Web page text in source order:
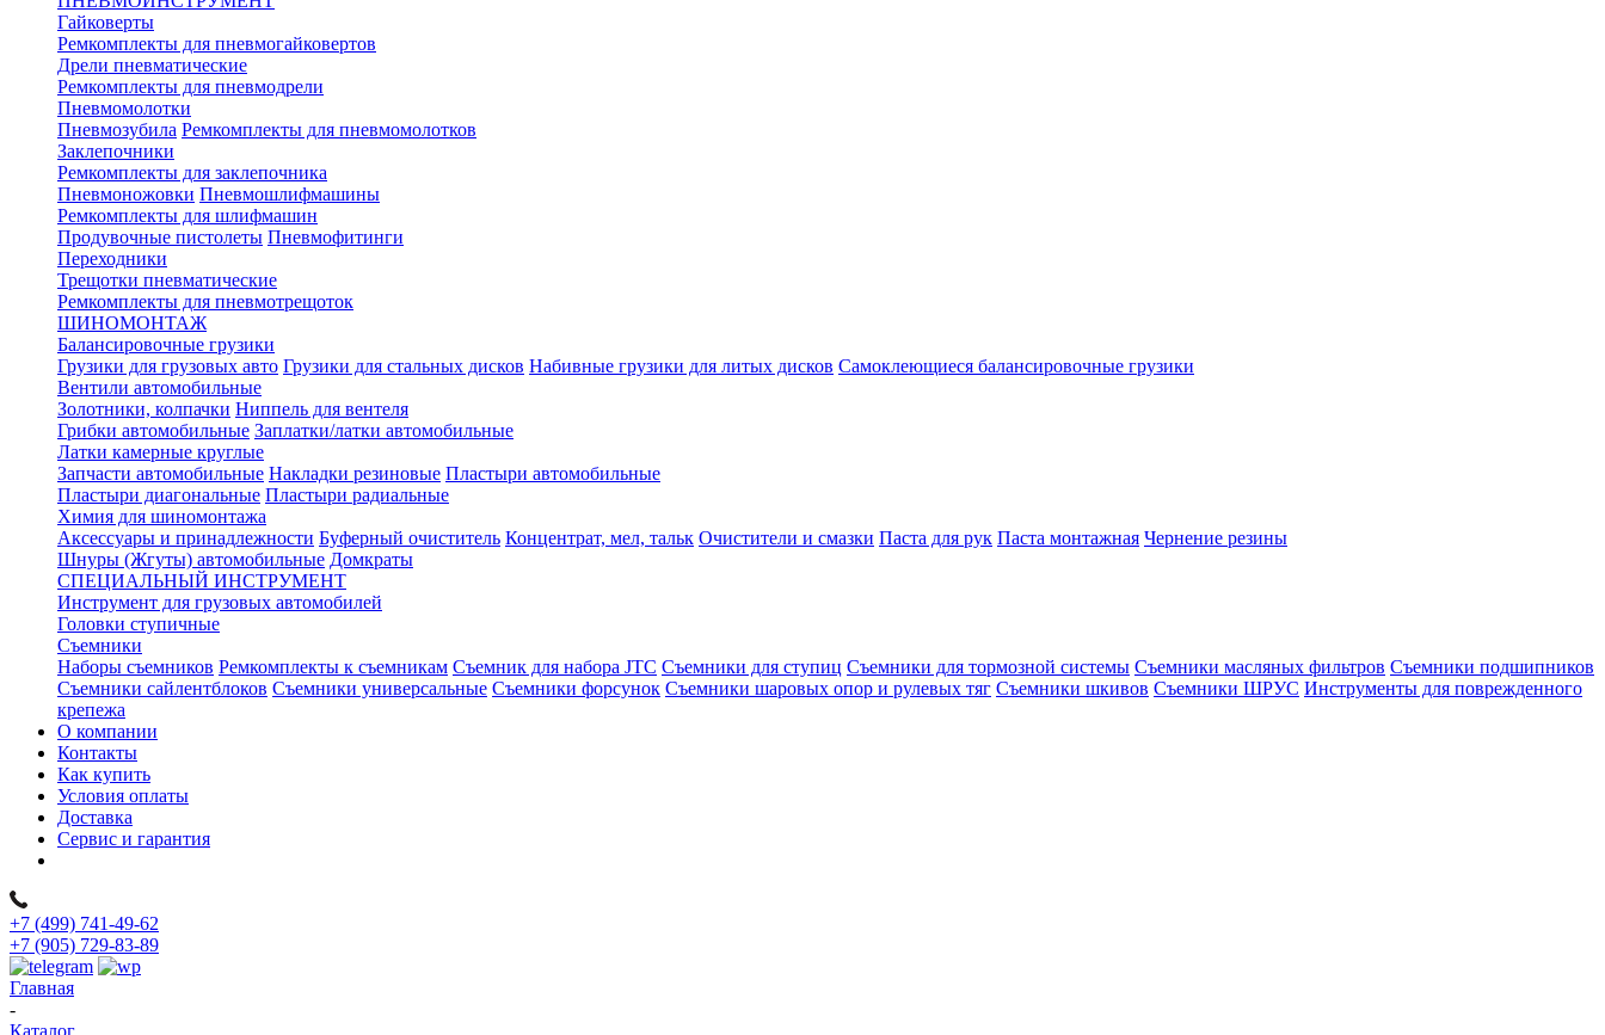
Гайковерты
Ремкомплекты для пневмогайковертов
Дрели пневматические
Ремкомплекты для пневмодрели
Пневмомолотки
Пневмозубила Ремкомплекты для пневмомолотков
Заклепочники
Ремкомплекты для заклепочника
Пневмоножовки Пневмошлифмашины
Ремкомплекты для шлифмашин
Продувочные пистолеты Пневмофитинги
Переходники
Трещотки пневматические
Ремкомплекты для пневмотрещоток
ШИНОМОНТАЖ
Балансировочные грузики
Грузики для грузовых авто Грузики для стальных дисков Набивные грузики для литых дисков Самоклеющиеся балансировочные грузики
Вентили автомобильные
Золотники, колпачки Ниппель для вентеля
Грибки автомобильные Заплатки/латки автомобильные
Латки камерные круглые
Запчасти автомобильные Накладки резиновые Пластыри автомобильные
Пластыри диагональные Пластыри радиальные
Химия для шиномонтажа
Аксессуары и принадлежности Буферный очиститель Концентрат, мел, тальк Очистители и смазки Паста для рук Паста монтажная Чернение резины
Шнуры (Жгуты) автомобильные Домкраты
СПЕЦИАЛЬНЫЙ ИНСТРУМЕНТ
Инструмент для грузовых автомобилей
Головки ступичные
Съемники
Наборы съемников Ремкомплекты к съемникам Съемник для набора JTC Съемники для ступиц Съемники для тормозной системы Съемники масляных фильтров Съемники подшипников
Съемники сайлентблоков Съемники универсальные Съемники форсунок Съемники шаровых опор и рулевых тяг Съемники шкивов Съемники ШРУС Инструменты для поврежденного
крепежа
О компании
Контакты
Как купить
Условия оплаты
Доставка
Сервис и гарантия
+7 (499) 741-49-62
+7 (905) 729-83-89
Главная
-
Каталог